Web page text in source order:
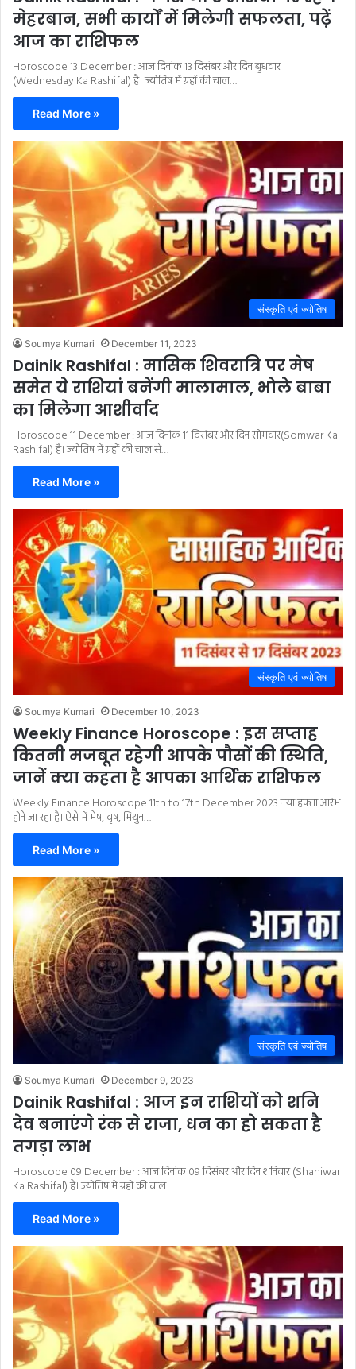
मेहरबान, सभी कार्यों में मिलेगी सफलता, पढ़ें
आज का राशिफल
Horoscope 13 December : आज दिनांक 13 दिसंबर और दिन बुधवार
(Wednesday Ka Rashifal) है। ज्योतिष में ग्रहों की चाल…
Read More »
संस्कृति एवं ज्योतिष
Soumya Kumari December 11, 2023
Dainik Rashifal : मासिक शिवरात्रि पर मेष
समेत ये राशियां बनेंगी मालामाल, भोले बाबा
का मिलेगा आशीर्वाद
Horoscope 11 December : आज दिनांक 11 दिसंबर और दिन सोमवार(Somwar Ka
Rashifal) है। ज्योतिष में ग्रहों की चाल से…
Read More »
संस्कृति एवं ज्योतिष
Soumya Kumari December 10, 2023
Weekly Finance Horoscope : इस सप्ताह
कितनी मजबूत रहेगी आपके पौसों की स्थिति,
जानें क्या कहता है आपका आर्थिक राशिफल
Weekly Finance Horoscope 11th to 17th December 2023 नया हफ्ता आरंभ
होने जा रहा है। ऐसे में मेष, वृष, मिथुन…
Read More »
संस्कृति एवं ज्योतिष
Soumya Kumari December 9, 2023
Dainik Rashifal : आज इन राशियों को शनि
देव बनाएंगे रंक से राजा, धन का हो सकता है
तगड़ा लाभ
Horoscope 09 December : आज दिनांक 09 दिसंबर और दिन शनिवार (Shaniwar
Ka Rashifal) है। ज्योतिष में ग्रहों की चाल…
Read More »